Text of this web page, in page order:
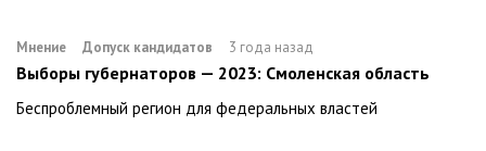
Мнение Допуск кандидатов 3 года назад
Выборы губернаторов — 2023: Смоленская область
Беспроблемный регион для федеральных властей